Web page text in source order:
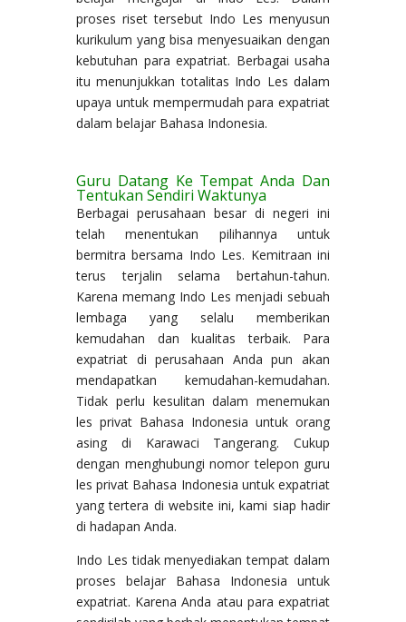
proses riset tersebut Indo Les menyusun
kurikulum yang bisa menyesuaikan dengan
kebutuhan para expatriat. Berbagai usaha
itu menunjukkan totalitas Indo Les dalam
upaya untuk mempermudah para expatriat
dalam belajar Bahasa Indonesia.
Guru Datang Ke Tempat Anda Dan
Tentukan Sendiri Waktunya
Berbagai perusahaan besar di negeri ini
telah menentukan pilihannya untuk
bermitra bersama Indo Les. Kemitraan ini
terus terjalin selama bertahun-tahun.
Karena memang Indo Les menjadi sebuah
lembaga yang selalu memberikan
kemudahan dan kualitas terbaik. Para
expatriat di perusahaan Anda pun akan
mendapatkan kemudahan-kemudahan.
Tidak perlu kesulitan dalam menemukan
les privat Bahasa Indonesia untuk orang
asing di Karawaci Tangerang. Cukup
dengan menghubungi nomor telepon guru
les privat Bahasa Indonesia untuk expatriat
yang tertera di website ini, kami siap hadir
di hadapan Anda.
Indo Les tidak menyediakan tempat dalam
proses belajar Bahasa Indonesia untuk
expatriat. Karena Anda atau para expatriat